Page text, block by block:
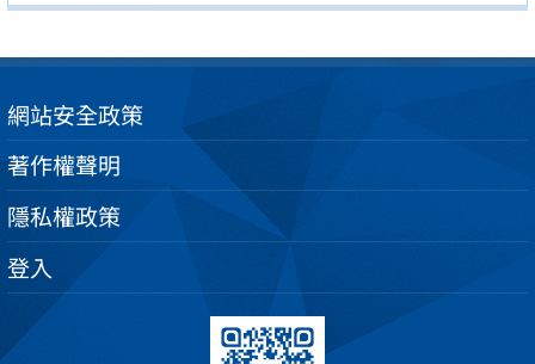
網站安全政策
著作權聲明
隱私權政策
登入